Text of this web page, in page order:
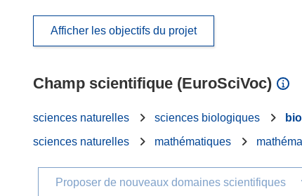
Afficher les objectifs du projet
Champ scientifique (EuroSciVoc)
sciences naturelles sciences biologiques
sciences naturelles
mathématiques
Proposer de nouveaux domaines scientifiques